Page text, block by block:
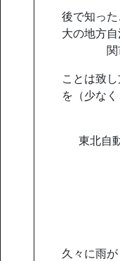
後で知っ
大の地方
ことは致
を（少な
東北自
久々に雨